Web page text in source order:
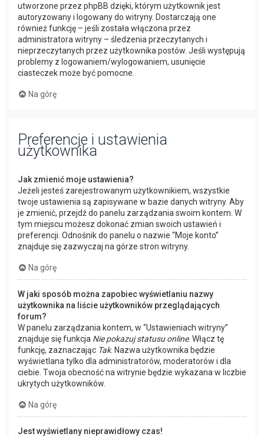
utworzone przez phpBB dzięki, którym użytkownik jest
autoryzowany i logowany do witryny. Dostarczają one
również funkcję – jeśli została włączona przez
administratora witryny – śledzenia przeczytanych i
nieprzeczytanych przez użytkownika postów. Jeśli występują
problemy z logowaniem/wylogowaniem, usunięcie
ciasteczek może być pomocne.
Na górę
Preferencje i ustawienia
użytkownika
Jak zmienić moje ustawienia?
Jeżeli jesteś zarejestrowanym użytkownikiem, wszystkie
twoje ustawienia są zapisywane w bazie danych witryny. Aby
je zmienić, przejdź do panelu zarządzania swoim kontem. W
tym miejscu możesz dokonać zmian swoich ustawień i
preferencji. Odnośnik do panelu o nazwie “Moje konto”
znajduje się zazwyczaj na górze stron witryny.
Na górę
W jaki sposób można zapobiec wyświetlaniu nazwy
użytkownika na liście użytkowników przeglądających
forum?
W panelu zarządzania kontem, w “Ustawieniach witryny”
znajduje się funkcja Nie pokazuj statusu online. Włącz tę
funkcję, zaznaczając Tak. Nazwa użytkownika będzie
wyświetlana tylko dla administratorów, moderatorów i dla
ciebie. Twoja obecność na witrynie będzie wykazana w liczbie
ukrytych użytkowników.
Na górę
Jest wyświetlany nieprawidłowy czas!